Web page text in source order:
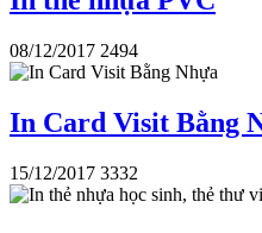
08/12/2017 2494
In Card Visit Bằng
15/12/2017 3332